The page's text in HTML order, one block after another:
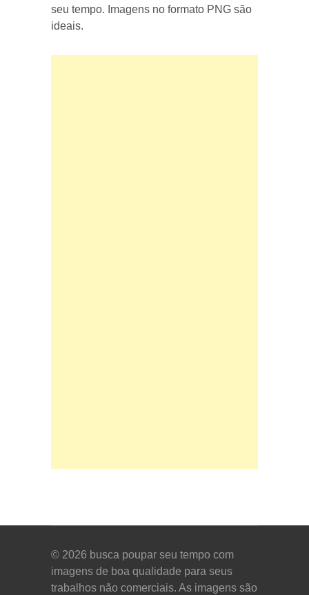
seu tempo. Imagens no formato PNG são
ideais.
© 2026 busca poupar seu tempo com
imagens de boa qualidade para seus
trabalhos não comerciais. As imagens são